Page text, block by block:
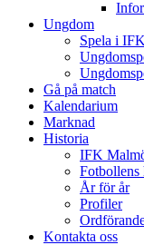
Ungdom
Spela i
Gå på match
Kalendarium
Marknad
Historia
IFK
Fotbollens
År för år
Profiler
Kontakta oss